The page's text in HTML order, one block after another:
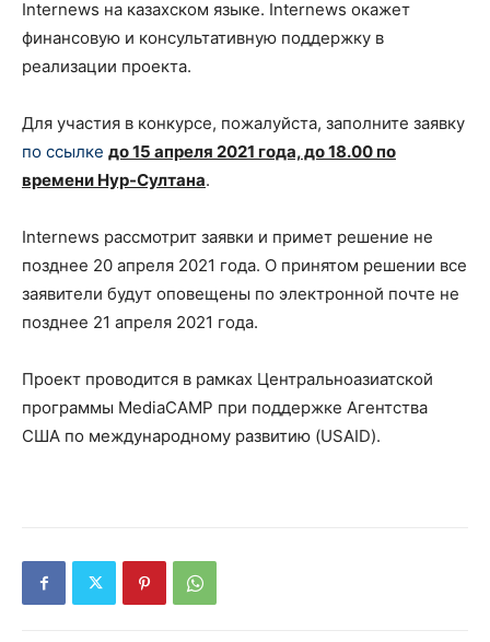
Internews на казахском языке. Internews окажет
финансовую и консультативную поддержку в
реализации проекта.
Для участия в конкурсе, пожалуйста, заполните заявку
по ссылке до 15 апреля 2021 года, до 18.00 по
времени Нур-Султана.
Internews рассмотрит заявки и примет решение не
позднее 20 апреля 2021 года. О принятом решении все
заявители будут оповещены по электронной почте не
позднее 21 апреля 2021 года.
Проект проводится в рамках Центральноазиатской
программы MediaCAMP при поддержке Агентства
США по международному развитию (USAID).